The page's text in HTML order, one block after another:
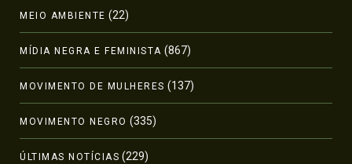
MEIO AMBIENTE (22)
MÍDIA NEGRA E FEMINISTA (867)
MOVIMENTO DE MULHERES (137)
MOVIMENTO NEGRO (335)
ÚLTIMAS NOTÍCIAS (229)